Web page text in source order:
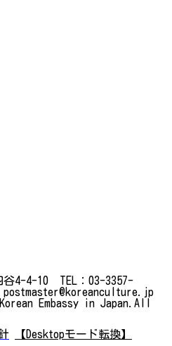
谷4-4-10 TEL：03-3357-
Embassy in Japan.All
【Desktopモード転換】